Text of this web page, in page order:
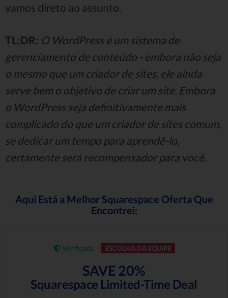
vamos direto ao assunto.
TL;DR: O WordPress é um sistema de
gerenciamento de conteúdo - embora não seja
o mesmo que um criador de sites, ele ainda
serve bem o objetivo de criar um site. Embora
o WordPress seja definitivamente mais
complicado do que um criador de sites comum,
se dedicar um tempo para aprendê-lo,
certamente será recompensador para você.
Aqui Está a Melhor Squarespace Oferta Que
Encontrei:
Verificado ESCOLHA DA EQUIPE
SAVE 20%
Squarespace Limited-Time Deal